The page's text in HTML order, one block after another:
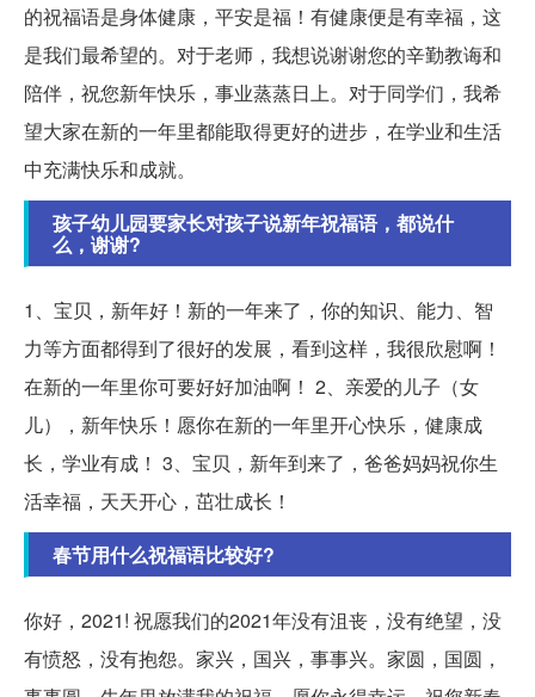
的祝福语是身体健康，平安是福！有健康便是有幸福，这
是我们最希望的。对于老师，我想说谢谢您的辛勤教诲和
陪伴，祝您新年快乐，事业蒸蒸日上。对于同学们，我希
望大家在新的一年里都能取得更好的进步，在学业和生活
中充满快乐和成就。
孩子幼儿园要家长对孩子说新年祝福语，都说什
么，谢谢?
1、宝贝，新年好！新的一年来了，你的知识、能力、智
力等方面都得到了很好的发展，看到这样，我很欣慰啊！
在新的一年里你可要好好加油啊！ 2、亲爱的儿子（女
儿），新年快乐！愿你在新的一年里开心快乐，健康成
长，学业有成！ 3、宝贝，新年到来了，爸爸妈妈祝你生
活幸福，天天开心，茁壮成长！
春节用什么祝福语比较好?
你好，2021! 祝愿我们的2021年没有沮丧，没有绝望，没
有愤怒，没有抱怨。家兴，国兴，事事兴。家圆，国圆，